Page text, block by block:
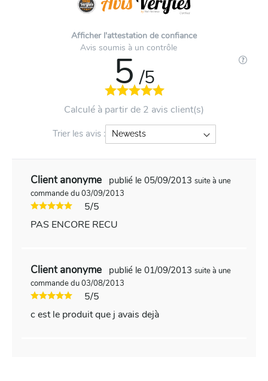
Afficher l'attestation de confiance
Avis soumis à un contrôle
5/5
Calculé à partir de 2 avis client(s)
Trier les avis :
Client anonyme publié le 05/09/2013 suite à une
commande du 03/09/2013
5/5
PAS ENCORE RECU
Client anonyme publié le 01/09/2013 suite à une
commande du 03/08/2013
5/5
c est le produit que j avais dejà